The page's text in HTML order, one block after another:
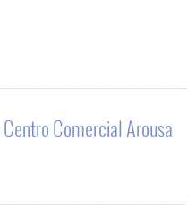
Centro Comercial Arousa